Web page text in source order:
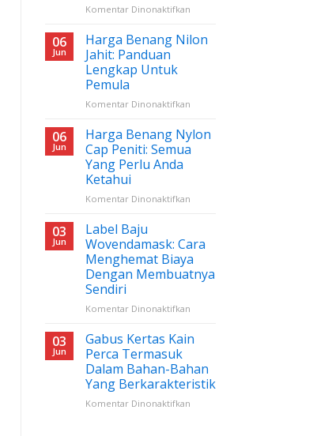
Komentar Dinonaktifkanpada
JakCloth
06
Jun
Harga Benang Nilon
Jahit: Panduan
Lengkap Untuk
Pemula
Komentar Dinonaktifkanpada
Benang
Nilon
Jahit:
Untuk
06
Jun
Harga Benang Nylon
Cap Peniti: Semua
Yang Perlu Anda
Ketahui
Komentar Dinonaktifkanpada
Cap
Peniti:
Semua
Perlu
03
Jun
Label Baju
Wovendamask: Cara
Menghemat Biaya
Dengan Membuatnya
Sendiri
Komentar Dinonaktifkanpada
Baju
Menghemat
Biaya
Dengan
03
Jun
Gabus Kertas Kain
Perca Termasuk
Dalam Bahan-Bahan
Yang Berkarakteristik
Komentar Dinonaktifkanpada